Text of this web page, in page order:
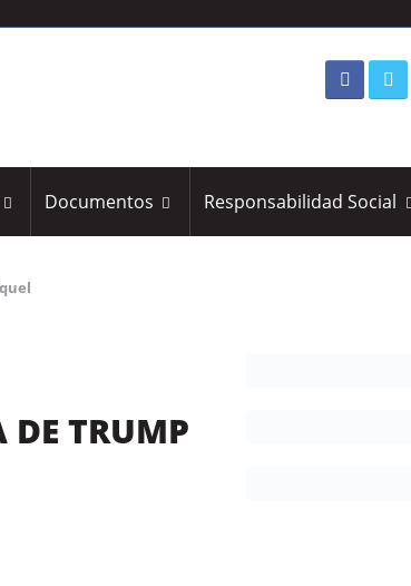
Documentos Responsabilidad Social
DE TRUMP